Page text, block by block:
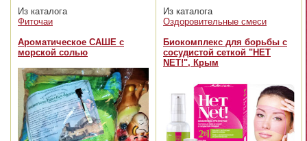
Из каталога
Фиточаи
Ароматическое САШЕ с
морской солью
Из каталога
Оздоровительные смеси
Биокомплекс для борьбы с
сосудистой сеткой "НЕТ
NET!", Крым